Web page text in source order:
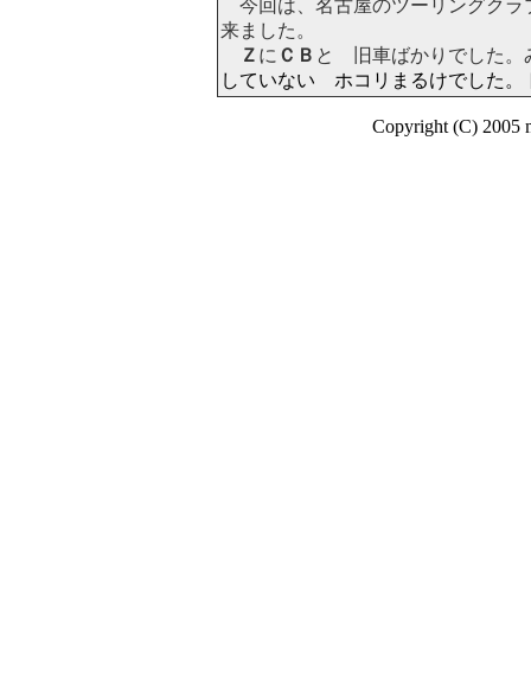
今回は、名古屋のツーリングクラ
来ました。
Ｚ に ＣＢ と 旧車ばかりでした。
していない ホコリまるけでした。
Copyright (C) 2005